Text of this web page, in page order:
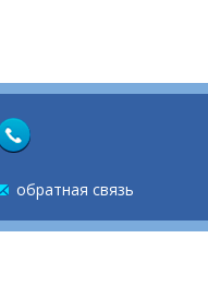
обратная связь